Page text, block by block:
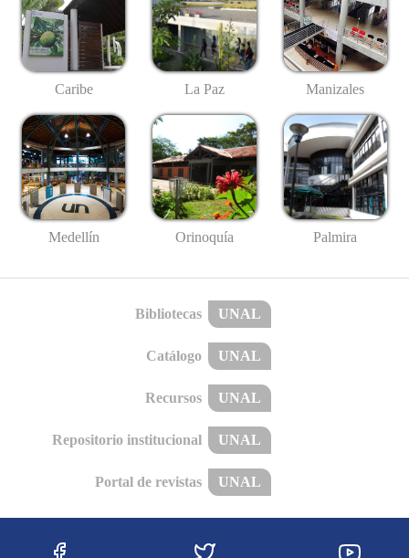
Caribe La Paz Manizales
Medellín Orinoquía Palmira
Bibliotecas UNAL
Catálogo UNAL
Recursos UNAL
Repositorio institucional UNAL
Portal de revistas UNAL